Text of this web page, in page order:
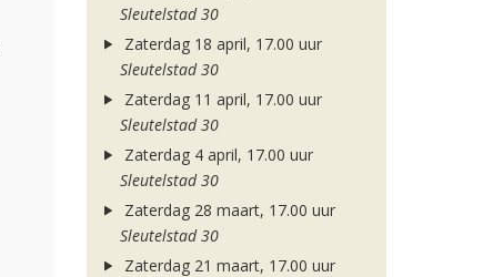
Sleutelstad 30
Zaterdag 18 april, 17.00 uur
Sleutelstad 30
Zaterdag 11 april, 17.00 uur
Sleutelstad 30
Zaterdag 4 april, 17.00 uur
Sleutelstad 30
Zaterdag 28 maart, 17.00 uur
Sleutelstad 30
Zaterdag 21 maart, 17.00 uur